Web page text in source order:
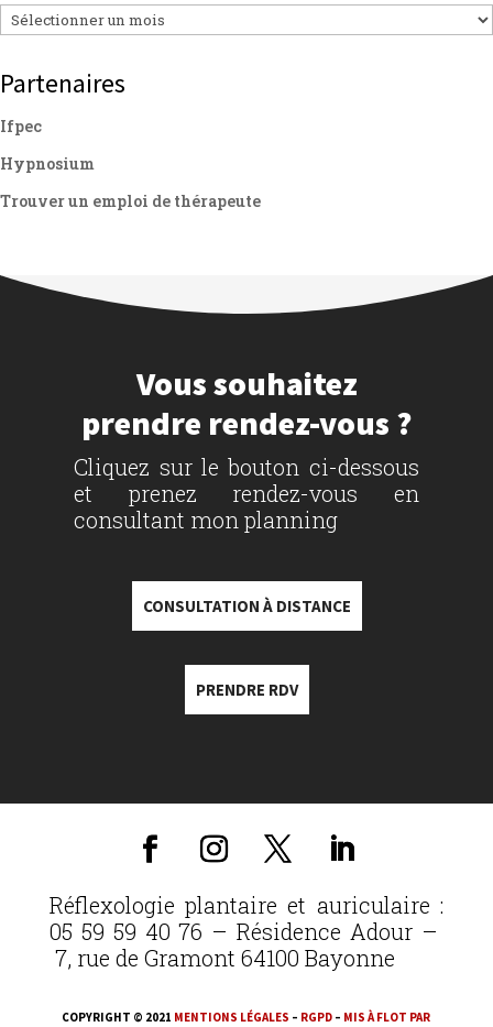
Archives
Partenaires
Ifpec
Hypnosium
Trouver un emploi de thérapeute
Vous souhaitez
prendre rendez-vous ?
Cliquez sur le bouton ci-dessous
et prenez rendez-vous en
consultant mon planning
CONSULTATION À DISTANCE
PRENDRE RDV
Réflexologie plantaire et auriculaire :
05 59 59 40 76 – Résidence Adour –
7, rue de Gramont 64100 Bayonne
COPYRIGHT © 2021 MENTIONS LÉGALES – RGPD – MIS À FLOT PAR